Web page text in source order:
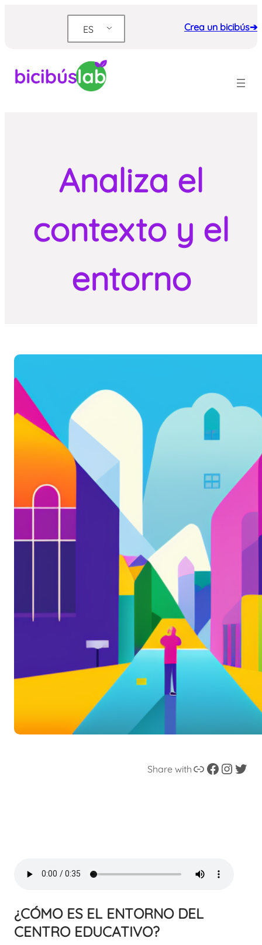
ES Crea un bicibús➔
Analiza el
contexto y el
entorno
Share with Enlace Facebook Instagram Twitter
¿CÓMO ES EL ENTORNO DEL
CENTRO EDUCATIVO?